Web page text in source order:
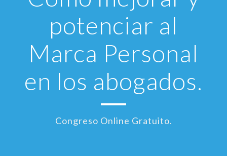
potenciar al
Marca Personal
en los abogados.
Congreso Online Gratuito.